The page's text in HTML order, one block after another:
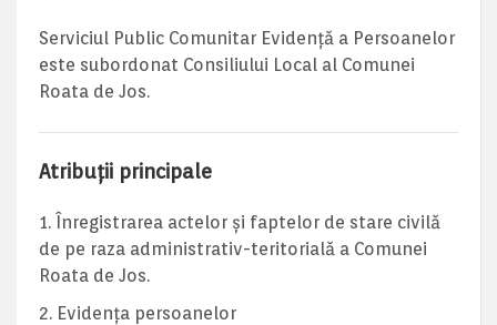
Serviciul Public Comunitar Evidență a Persoanelor
este subordonat Consiliului Local al Comunei
Roata de Jos.
Atribuții principale
Înregistrarea actelor şi faptelor de stare civilă
de pe raza administrativ-teritorială a Comunei
Roata de Jos.
Evidenţa persoanelor